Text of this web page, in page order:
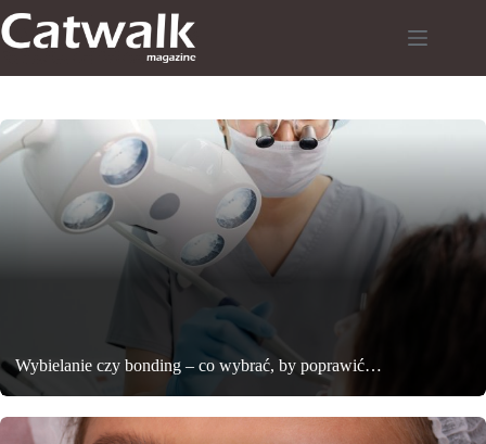
do
treści
Wybielanie czy bonding – co wybrać, by poprawić…